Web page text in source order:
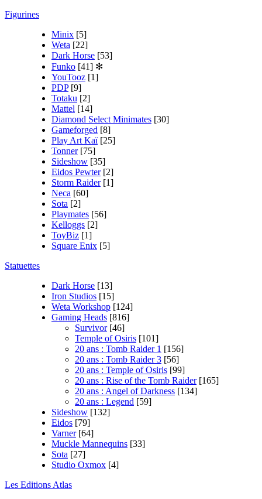
Figurines
Minix [5]
Weta [22]
Dark Horse [53]
Funko [41] ✻
YouTooz [1]
PDP [9]
Totaku [2]
Mattel [14]
Diamond Select Minimates [30]
Gameforged [8]
Play Art Kaï [25]
Tonner [75]
Sideshow [35]
Eidos Pewter [2]
Storm Raider [1]
Neca [60]
Sota [2]
Playmates [56]
Kelloggs [2]
ToyBiz [1]
Square Enix [5]
Statuettes
Dark Horse [13]
Iron Studios [15]
Weta Workshop [124]
Gaming Heads [816]
Survivor [46]
Temple of Osiris [101]
20 ans : Tomb Raider 1 [156]
20 ans : Tomb Raider 3 [56]
20 ans : Temple of Osiris [99]
20 ans : Rise of the Tomb Raider [165]
20 ans : Angel of Darkness [134]
20 ans : Legend [59]
Sideshow [132]
Eidos [79]
Varner [64]
Muckle Mannequins [33]
Sota [27]
Studio Oxmox [4]
Les Editions Atlas